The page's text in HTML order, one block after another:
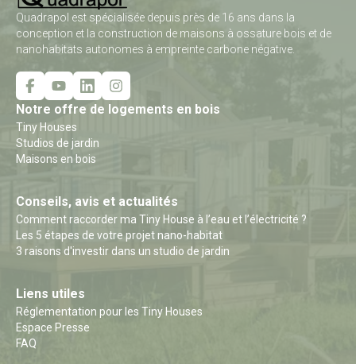
Quadrapol est spécialisée depuis près de 16 ans dans la
conception et la construction de maisons à ossature bois et de
nanohabitats autonomes à empreinte carbone négative.
Notre offre de logements en bois
Tiny Houses
Studios de jardin
Maisons en bois
Conseils, avis et actualités
Comment raccorder ma Tiny House à l’eau et l’électricité ?
Les 5 étapes de votre projet nano-habitat
3 raisons d'investir dans un studio de jardin
Liens utiles
Réglementation pour les Tiny Houses
Espace Presse
FAQ